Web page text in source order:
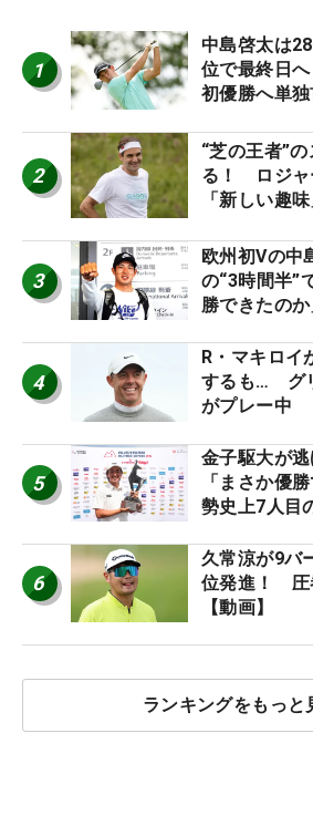
1
中島啓太は
位で最終日
初優勝へ単
2
“芝の王者”
る！ ロジャ
「新しい趣
3
欧州初Vの
の“3時間半”
勝できたのか
4
R・マキロイ
するも… グ
がプレー中
5
金子駆大が
「まさか優
勢史上7人目
6
久常涼が9バ
位発進！ 圧
【動画】
ランキングをもっと